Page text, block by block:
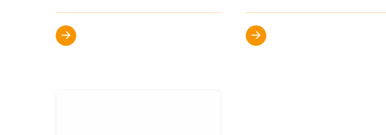
Manifesto
Report
Parco
Scopri di più Scopri di più